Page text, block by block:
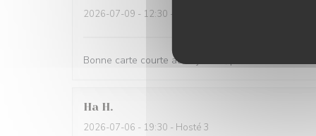
2026-07-09 - 12:30 - Hosté 4
Bonne carte courte au déjeuner, produits frais et
Ha H
2026-07-06 - 19:30 - Hosté 3